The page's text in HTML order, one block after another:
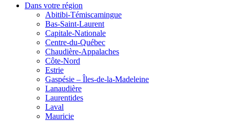
Dans votre région
Abitibi-Témiscamingue
Bas-Saint-Laurent
Capitale-Nationale
Centre-du-Québec
Chaudière-Appalaches
Côte-Nord
Estrie
Gaspésie – Îles-de-la-Madeleine
Lanaudière
Laurentides
Laval
Mauricie